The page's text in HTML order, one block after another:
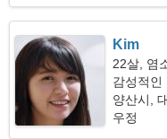
Kim
22살, 염
감성적인
양산시,
우정